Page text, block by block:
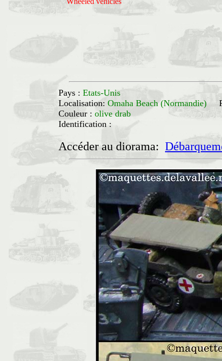
Pays : Etats-Unis
Localisation: Omaha Beach (Normandie)
Couleur : olive drab
Identification :
Accéder au diorama: